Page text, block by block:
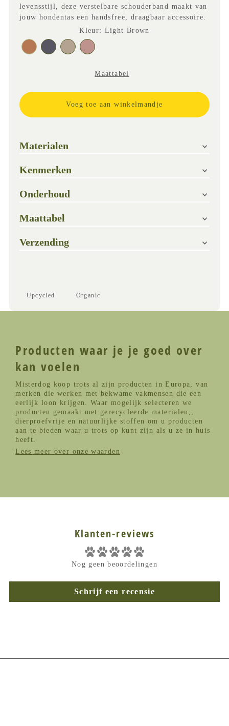
levensstijl, deze verstelbare schouderband maakt van
jouw hondentas een handsfree, draagbaar accessoire.
Kleur: Light Brown
Maattabel
beschikbaarMaterialen
Kenmerken
Onderhoud
Maattabel
Verzending
Upcycled Organic
Producten waar je je goed over
kan voelen
Misterdog koop trots al zijn producten in Europa, van
merken die werken met bekwame vakmensen die een
eerlijk loon krijgen. Waar mogelijk selecteren we
producten gemaakt met gerecycleerde materialen,,
dierproefvrije en natuurlijke stoffen om u producten
aan te bieden waar u trots op kunt zijn als u ze in huis
heeft.
Lees meer over onze waarden
Klanten-reviews
Nog geen beoordelingen
Schrijf een recensie